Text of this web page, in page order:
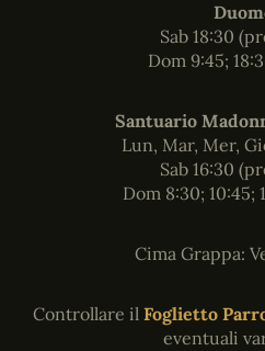
Sab 18:30
Dom 9:45;
Santuario
Lun, Mar, Mer,
Sab 16:30
Dom 8:30; 10:45;
Cima Grappa:
Controllare il Foglietto
eventuali